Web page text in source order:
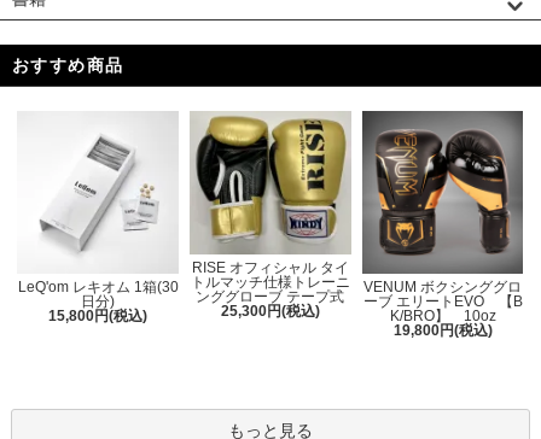
おすすめ商品
LeQ'om レキオム 1箱(30
日分)
15,800円(税込)
RISE オフィシャル タイ
トルマッチ仕様トレーニ
ンググローブ テープ式
25,300円(税込)
VENUM ボクシンググロ
ーブ エリートEVO 【B
K/BRO】 10oz
19,800円(税込)
もっと見る